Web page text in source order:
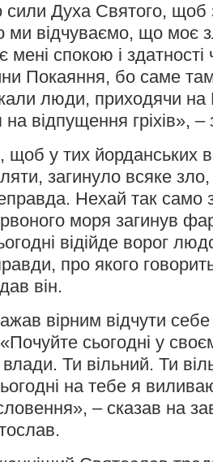
сили Духа Святого, щоб
ми відчуваємо, що моє
мені спокою і здатності
Покаяння, бо саме
люди, приходячи на
відпущення гріхів»,
щоб у тих йорданських
загинуло всяке
Нехай так само
моря загинув
відійде ворог
про якого
він.
вірним відчути
сьогодні у
Ти вільний. Ти
на тебе я
– сказав на